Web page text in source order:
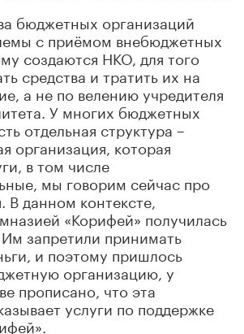
бюджетных организаций
с приёмом внебюджетных
создаются НКО, для того
средства и тратить их на
а не по велению учредителя
У многих бюджетных
отдельная структура –
организация, которая
в том числе
мы говорим сейчас про
В данном контексте,
«Корифей» получилась
запретили принимать
и поэтому пришлось
организацию, у
прописано, что эта
услуги по поддержке